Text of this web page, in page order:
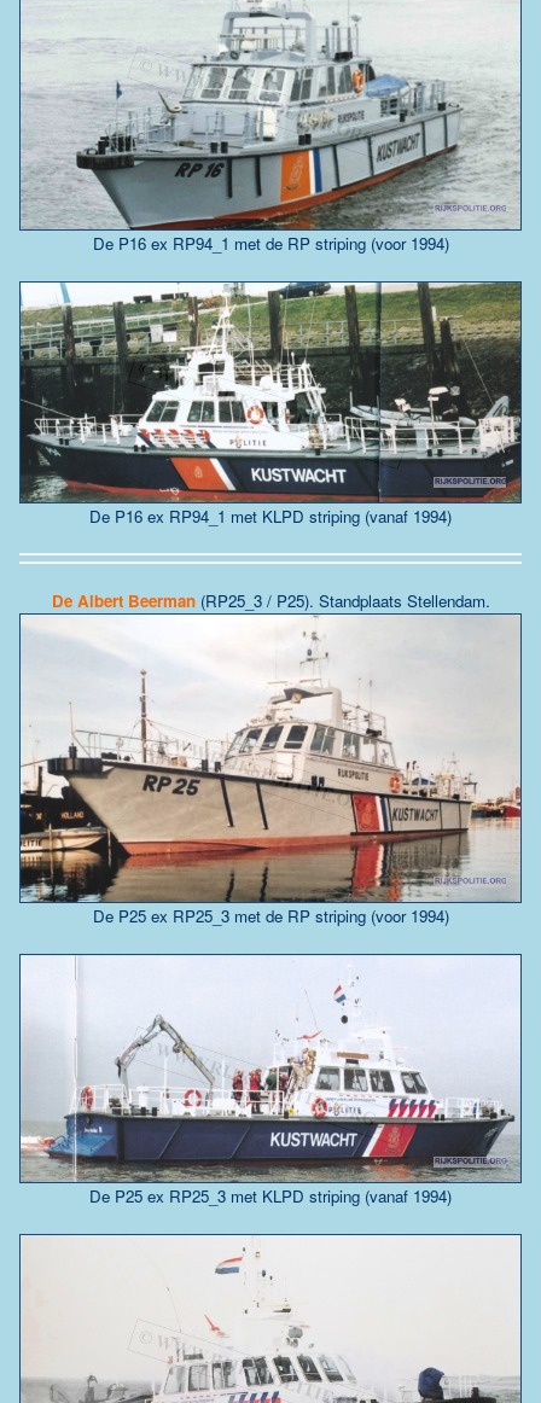
De P16 ex RP94_1 met de RP striping (voor 1994)
De P16 ex RP94_1 met KLPD striping (vanaf 1994)
De Albert Beerman(RP25_3 / P25). Standplaats Stellendam.
De P25 ex RP25_3 met de RP striping (voor 1994)
De P25 ex RP25_3 met KLPD striping (vanaf 1994)